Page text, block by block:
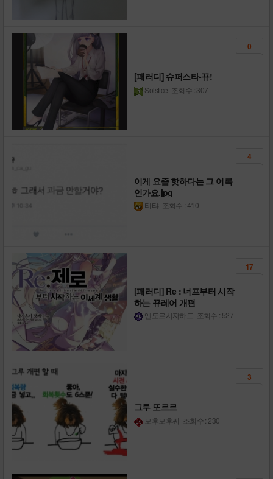
[패러디] 슈퍼스타-뀨!
Solstice 조회수 : 307
0
이게 요즘 핫하다는 그 어록
인가요.jpg
티탸 조회수 : 410
4
[패러디] Re : 너프부터 시작
하는 뀨레어 개편
엔도르시자하드 조회수 : 527
17
그루 또르르
모후모후씨 조회수 : 230
3